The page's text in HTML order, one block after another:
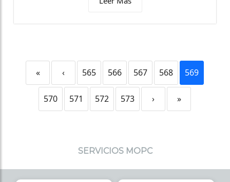
« ‹ 565 566 567 568 569
570 571 572 573 › »
SERVICIOS MOPC